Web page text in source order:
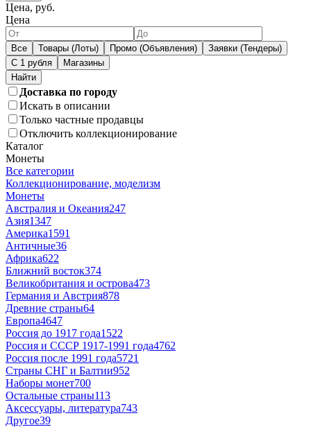
Цена, руб.
Цена
Все Товары (Лоты) Промо (Объявления)
Заявки (Тендеры)
С 1 рубля
Магазины
Доставка по городу
Искать в описании
Только частные продавцы
Отключить коллекционирование
Каталог
Монеты
Все категории
Коллекционирование, моделизм
Монеты
Австралия и Океания247
Азия1347
Америка1591
Античные36
Африка622
Ближний восток374
Великобритания и острова473
Германия и Австрия878
Древние страны64
Европа4647
Россия до 1917 года1522
Россия и СССР 1917-1991 года4762
Россия после 1991 года5721
Страны СНГ и Балтии952
Наборы монет700
Остальные страны113
Аксессуары, литература743
Другое39